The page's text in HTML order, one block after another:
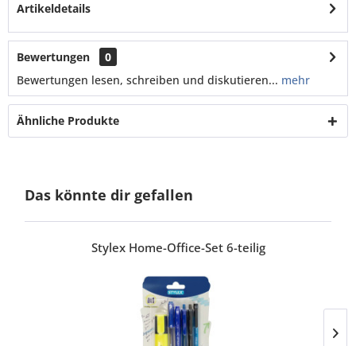
Artikeldetails
Bewertungen
0
Bewertungen lesen, schreiben und diskutieren... mehr
Ähnliche Produkte
Das könnte dir gefallen
Stylex Home-Office-Set 6-teilig